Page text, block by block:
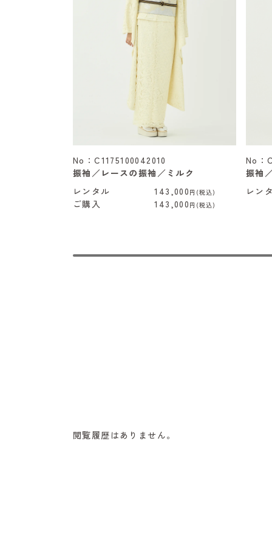
No：C1175100042010
振袖／レースの振袖／ミルク
レンタル
143,000 円(税込)
ご購入 143,000 円(税込)
No：
振袖
レン
閲覧履歴はありません。